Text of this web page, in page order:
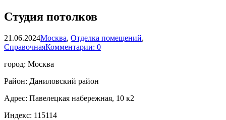
Студия потолков
21.06.2024Москва, Отделка помещений,
СправочнаяКомментарии: 0
город: Москва
Район: Даниловский район
Адрес: Павелецкая набережная, 10 к2
Индекс: 115114